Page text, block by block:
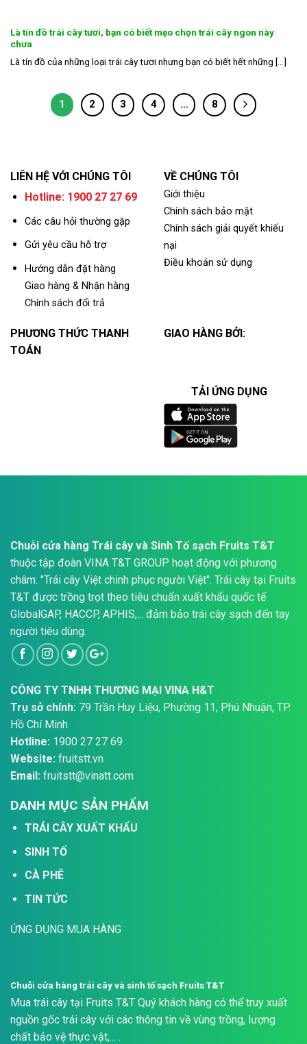
Là tín đồ trái cây tươi, bạn có biết mẹo chọn trái cây ngon này
chưa
Là tín đồ của những loại trái cây tươi nhưng bạn có biết hết những [...]
1 2 3 4 … 8
LIÊN HỆ VỚI CHÚNG TÔI
Hotline: 1900 27 27 69
Các câu hỏi thường gặp
Gửi yêu cầu hỗ trợ
Hướng dẫn đặt hàng
Giao hàng & Nhận hàng
Chính sách đổi trả
VỀ CHÚNG TÔI
Giới thiệu
Chính sách bảo mật
Chính sách giải quyết khiếu
nại
Điều khoản sử dụng
PHƯƠNG THỨC THANH
TOÁN
GIAO HÀNG BỞI:
TẢI ỨNG DỤNG
Chuỗi cửa hàng Trái cây và Sinh Tố sạch Fruits T&T
thuộc tập đoàn VINA T&T GROUP hoạt động với phương
châm: "Trái cây Việt chinh phục người Việt". Trái cây tại Fruits
T&T được trồng trọt theo tiêu chuẩn xuất khẩu quốc tế
GlobalGAP, HACCP, APHIS,... đảm bảo trái cây sạch đến tay
người tiêu dùng.
CÔNG TY TNHH THƯƠNG MẠI VINA H&T
Trụ sở chính: 79 Trần Huy Liệu, Phường 11, Phú Nhuận, TP.
Hồ Chí Minh
Hotline: 1900 27 27 69
Website: fruitstt.vn
Email: fruitstt@vinatt.com
DANH MỤC SẢN PHẨM
TRÁI CÂY XUẤT KHẨU
SINH TỐ
CÀ PHÊ
TIN TỨC
ỨNG DỤNG MUA HÀNG
Chuỗi cửa hàng trái cây và sinh tố sạch Fruits T&T
Mua trái cây tại Fruits T&T Quý khách hàng có thể truy xuất
nguồn gốc trái cây với các thông tin về vùng trồng, lượng
chất bảo vệ thực vật,... .